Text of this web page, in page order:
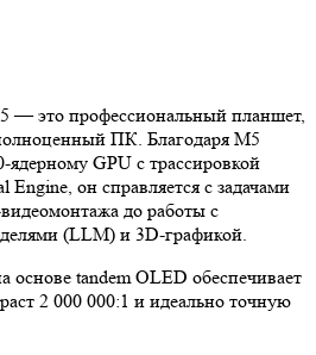
— это профессиональный планшет,
ПК. Благодаря M5
GPU с трассировкой
он справляется с задачами
до работы с
(LLM) и 3D‑графикой.
tandem OLED обеспечивает
2 000 000:1 и идеально точную